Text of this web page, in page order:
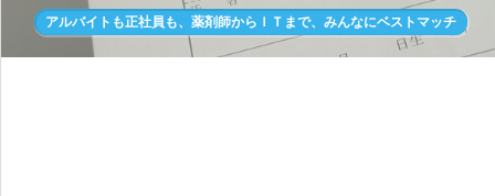
アルバイトも正社員も、薬剤師からＩＴまで、みんなにベストマッチ